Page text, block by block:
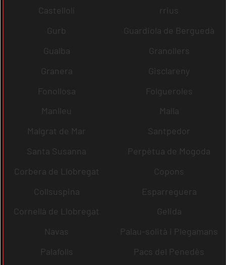
Castellolí
rrius
Gurb
Guardiola de Berguedà
Gualba
Granollers
Granera
Gisclareny
Fonollosa
Folgueroles
Manlleu
Malla
Malgrat de Mar
Santpedor
Santa Susanna
Perpètua de Mogoda
Corbera de Llobregat
Copons
Collsuspina
Esparreguera
Cornellà de Llobregat
Gelida
Navas
Palau-solità i Plegamans
Palafolls
Pacs del Penedès